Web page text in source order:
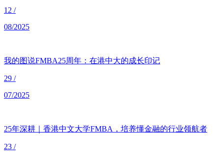
12 /
08/2025
我的图说FMBA25周年：在港中大的成长印记
29 /
07/2025
25年深耕｜香港中文大学FMBA，培养懂金融的行业领航者
23 /